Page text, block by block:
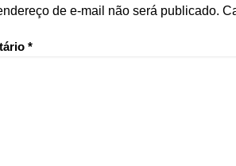
de e-mail não será publicado.
*